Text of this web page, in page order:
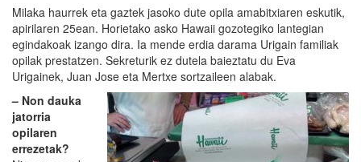
Milaka haurrek eta gaztek jasoko dute opila amabitxiaren eskutik,
apirilaren 25ean. Horietako asko Hawaii gozotegiko lantegian
egindakoak izango dira. Ia mende erdia darama Urigain familiak
opilak prestatzen. Sekreturik ez dutela baieztatu du Eva
Urigainek, Juan Jose eta Mertxe sortzaileen alabak.
– Non dauka
jatorria
opilaren
errezetak?